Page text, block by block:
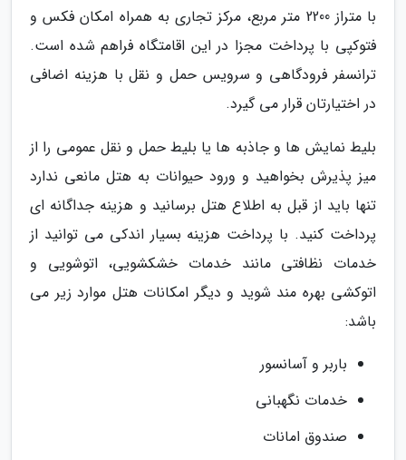
با متراز 2200 متر مربع، مرکز تجاری به همراه امکان فکس و
فتوکپی با پرداخت مجزا در این اقامتگاه فراهم شده است.
ترانسفر فرودگاهی و سرویس حمل و نقل با هزینه اضافی
در اختیارتان قرار می گیرد.
بلیط نمایش ها و جاذبه ها یا بلیط حمل و نقل عمومی را از
میز پذیرش بخواهید و ورود حیوانات به هتل مانعی ندارد
تنها باید از قبل به اطلاع هتل برسانید و هزینه جداگانه ای
پرداخت کنید. با پرداخت هزینه بسیار اندکی می توانید از
خدمات نظافتی مانند خدمات خشکشویی، اتوشویی و
اتوکشی بهره مند شوید و دیگر امکانات هتل موارد زیر می
باشد:
باربر و آسانسور
خدمات نگهبانی
صندوق امانات